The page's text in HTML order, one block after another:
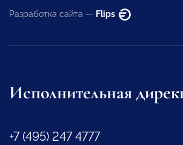
Разработка сайта — Flips
Исполнительная
+7 (495) 247 4777